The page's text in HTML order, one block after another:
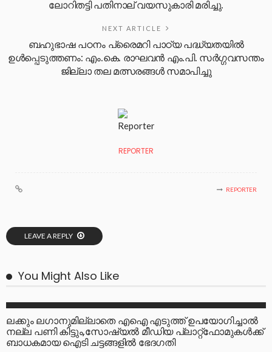
ലോറിതട്ടി പതിനാല് വയസുകാരി മരിച്ചു.
NEXT ARTICLE
ബഹുഭാഷ പഠനം പ്രൈമറി പാഠ്യ പദ്ധ്യതയില്‍
ഉള്‍പ്പെടുത്തണം: എം.കെ. രാഘവന്‍ എം.പി. സര്‍ഗ്ഗവസന്തം
ജില്ലാ തല മത്സരങ്ങള്‍ സമാപിച്ചു
REPORTER
REPORTER
LEAVE A REPLY
You Might Also Like
ലക്കും ലഗാനുമില്ലാതെ എഐ എടുത്ത് ഉപയോഗിച്ചാല്‍
നല്ല പണി കിട്ടും,സോഷ്യല്‍ മീഡിയ പ്ലാറ്റ്‌ഫോമുകള്‍ക്ക്
ബാധകമായ ഐടി ചട്ടങ്ങളില്‍ ഭേദഗതി